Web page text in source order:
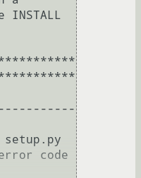
setup.py
code